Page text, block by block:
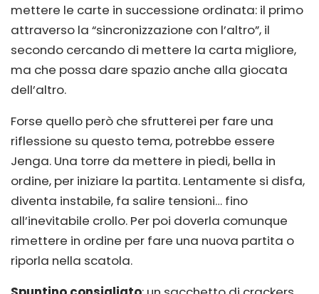
mettere le carte in successione ordinata: il primo
attraverso la “sincronizzazione con l’altro”, il
secondo cercando di mettere la carta migliore,
ma che possa dare spazio anche alla giocata
dell’altro.
Forse quello però che sfrutterei per fare una
riflessione su questo tema, potrebbe essere
Jenga. Una torre da mettere in piedi, bella in
ordine, per iniziare la partita. Lentamente si disfa,
diventa instabile, fa salire tensioni… fino
all’inevitabile crollo. Per poi doverla comunque
rimettere in ordine per fare una nuova partita o
riporla nella scatola.